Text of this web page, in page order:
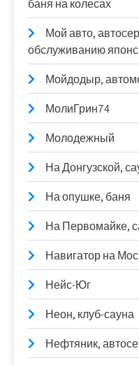
баня на колесах
Мой авто,
обслуживанию
Мойдодыр,
МолиГрин74
Молодежный
На Донгузской,
На опушке, баня
На Первомайке,
Навигатор на
Нейс-Юг
Неон, клуб-сауна
Нефтяник,